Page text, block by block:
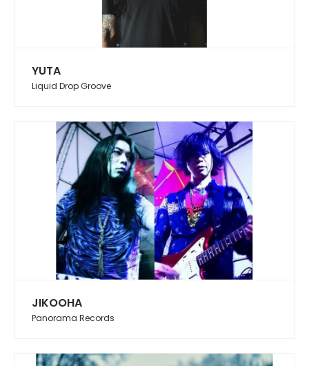
YUTA
Liquid Drop Groove
JIKOOHA
Panorama Records